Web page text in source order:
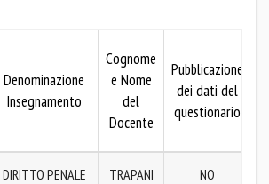
Denominazione
Insegnamento
Cognome
e Nome
del
Docente
Pubblicazione
dei dati del
questionario
DIRITTO PENALE
TRAPANI
NO